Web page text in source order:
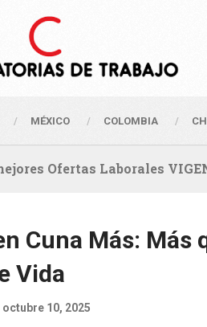
MÉXICO COLOMBIA
Ofertas Laborales
Cuna Más: Más
Vida
octubre 10, 2025